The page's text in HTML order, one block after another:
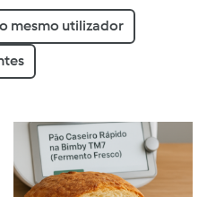
mesmo utilizador